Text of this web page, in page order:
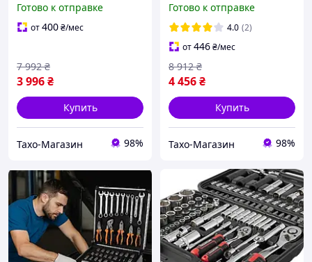
Инструменты для гаража
и автомастерской (108
Готово к отправке
от400₴/мес
3 996₴
7 992 ₴
Купить
Тахо-Магазин 98%
инструментов для сто,
THO
Готово к отправке
4.0 (2)
от446₴/мес
4 456₴
8 912 ₴
Купить
Тахо-Магазин 98%